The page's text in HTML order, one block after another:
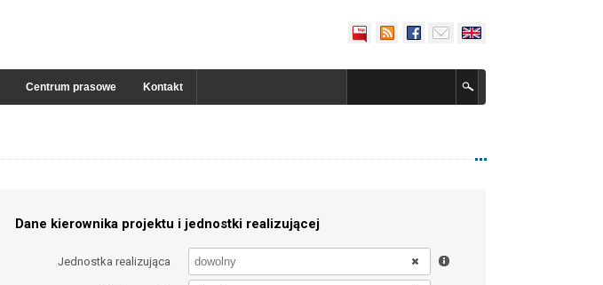
Centrum prasowe Kontakt
Dane kierownika projektu i jednostki realizującej
Jednostka realizująca